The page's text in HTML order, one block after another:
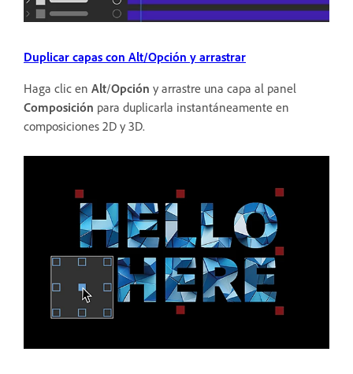
Duplicar capas con Alt/Opción y arrastrar
Haga clic en Alt/Opción y arrastre una capa al panel
Composición para duplicarla instantáneamente en
composiciones 2D y 3D.